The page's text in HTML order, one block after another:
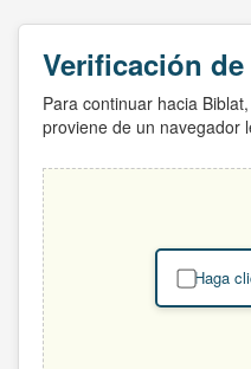
Verificación de
Para continuar hacia
proviene de un navegador
Haga